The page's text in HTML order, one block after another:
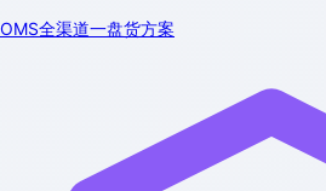
OMS全渠道一盘货方案